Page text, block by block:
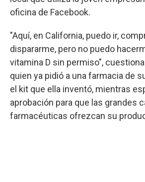
oficina de Facebook.
"Aquí, en California, puedo ir,
dispararme, pero no puedo
vitamina D sin permiso",
quien ya pidió a una farmacia de
el kit que ella inventó, mientras
aprobación para que las grandes
farmacéuticas ofrezcan su